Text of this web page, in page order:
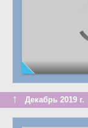
↑ Декабрь 2019 г.